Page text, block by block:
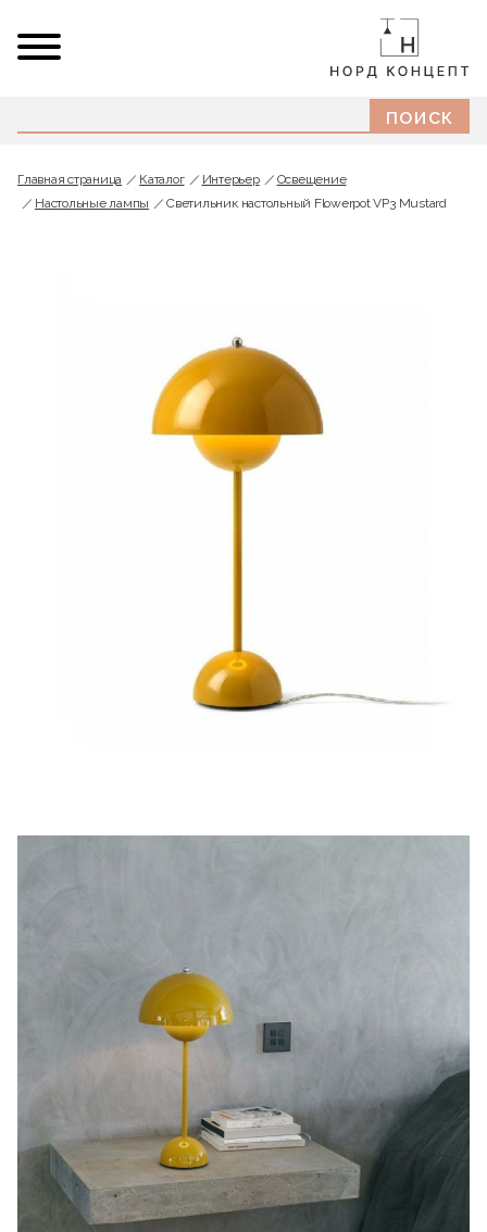
Главная страница Каталог Интерьер
Освещение
Настольные лампы
Светильник настольный Flowerpot VP3 Mustard